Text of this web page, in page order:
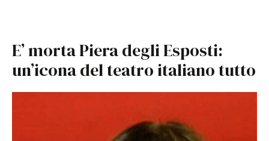
E’ morta Piera degli Esposti:
un’icona del teatro italiano tutto